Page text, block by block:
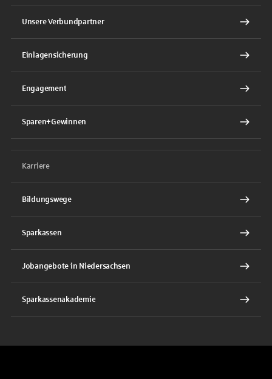
Unsere Verbundpartner
Einlagensicherung
Engagement
Sparen+Gewinnen
Karriere
Bildungswege
Sparkassen
Jobangebote in Niedersachsen
Sparkassenakademie